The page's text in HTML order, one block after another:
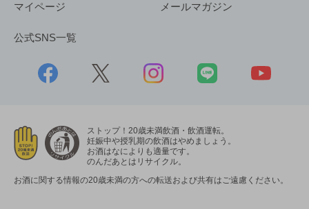
マイページ メールマガジン
公式SNS一覧
ストップ！20歳未満飲酒・飲酒運転。
妊娠中や授乳期の飲酒はやめましょう。
お酒はなによりも適量です。
のんだあとはリサイクル。
お酒に関する情報の20歳未満の方への転送および共有はご遠慮ください。